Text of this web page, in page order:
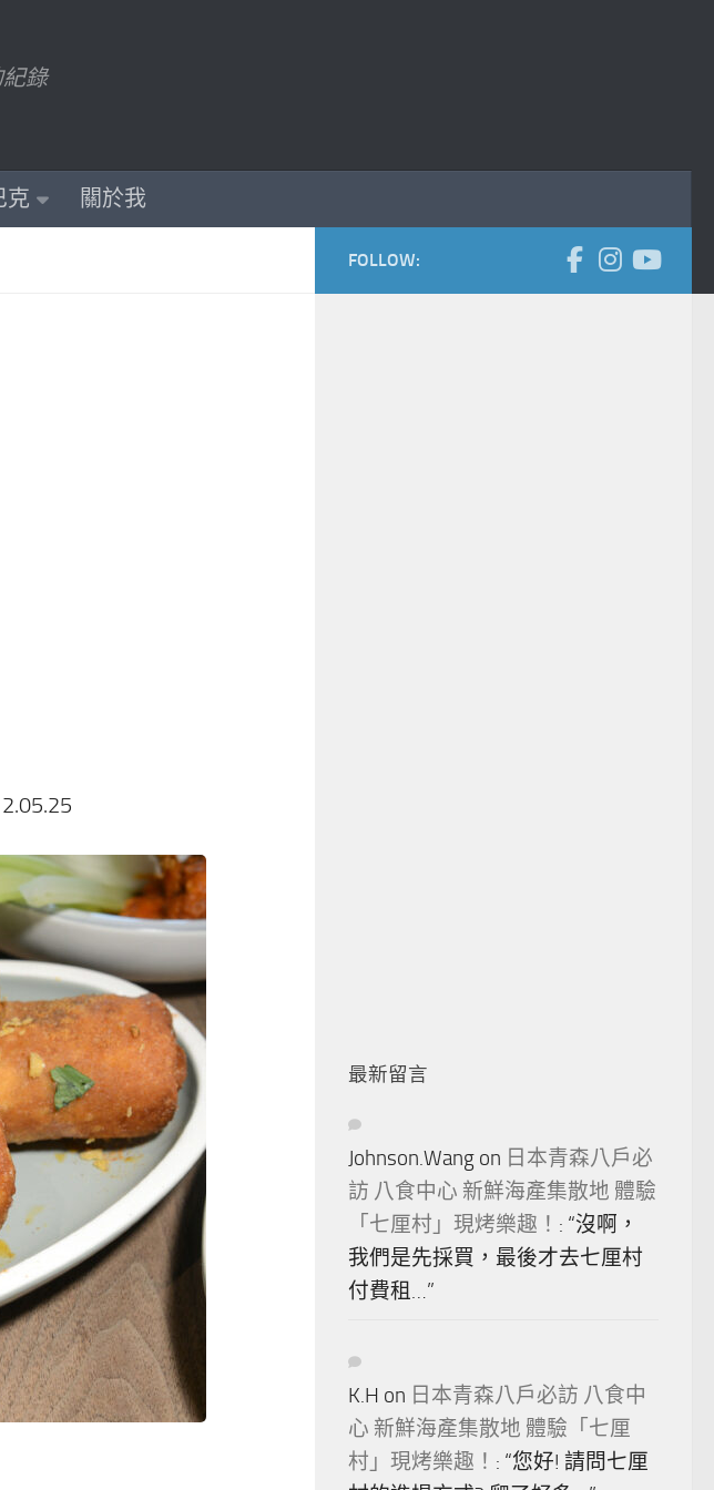
錄
克 關於我
FOLLOW:
最新留言
Johnson.Wang on 日本青森八戶必
訪 八食中心 新鮮海產集散地 體驗
「七厘村」現烤樂趣！ : “沒啊，
我們是先採買，最後才去七厘村
付費租…”
K.H on 日本青森八戶必訪 八食中
心 新鮮海產集散地 體驗「七厘
村」現烤樂趣！ : “您好! 請問七厘